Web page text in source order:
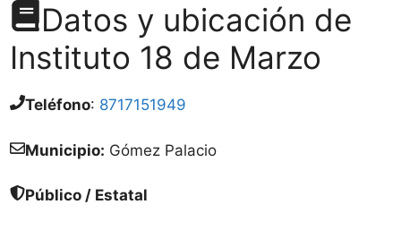
Datos y ubicación de
Instituto 18 de Marzo
Teléfono: 8717151949
Municipio: Gómez Palacio
Público / Estatal